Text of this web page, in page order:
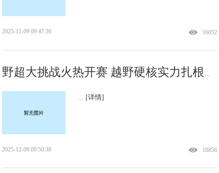
16052
2025-11-09 09:47:30
[详情]
18856
2025-12-09 09:50:38